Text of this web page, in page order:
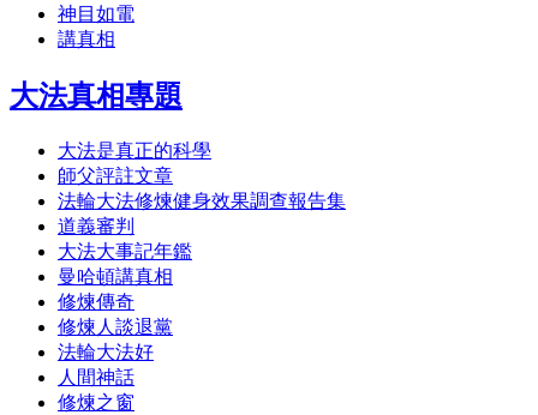
神目如電
講真相
大法真相專題
大法是真正的科學
師父評註文章
法輪大法修煉健身效果調查報告集
道義審判
大法大事記年鑑
曼哈頓講真相
修煉傳奇
修煉人談退黨
法輪大法好
人間神話
修煉之窗